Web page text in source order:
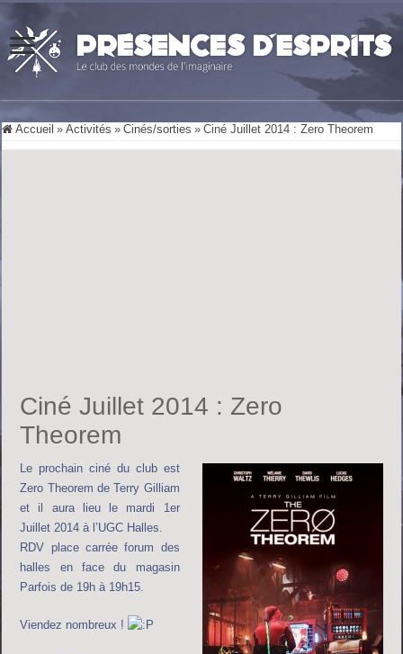
Accueil » Activités » Cinés/sorties » Ciné Juillet 2014 : Zero Theorem
Ciné Juillet 2014 : Zero
Theorem
Le prochain ciné du club est
Zero Theorem de Terry Gilliam
et il aura lieu le mardi 1er
Juillet 2014 à l’UGC Halles.
RDV place carrée forum des
halles en face du magasin
Parfois de 19h à 19h15.
Viendez nombreux !